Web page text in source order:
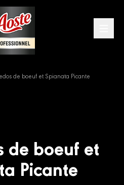
de boeuf et Spianata Picante
de boeuf et
Picante